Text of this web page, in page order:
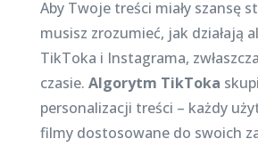
Aby Twoje treści miały szansę
musisz zrozumieć, jak działają
TikToka i Instagrama,
czasie. Algorytm TikToka
personalizacji treści – każdy
filmy dostosowane do swoich